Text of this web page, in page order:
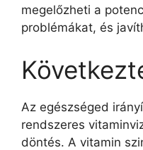
megelőzheti a
problémákat, és
Az egészséged
rendszeres
döntés. A vitamin